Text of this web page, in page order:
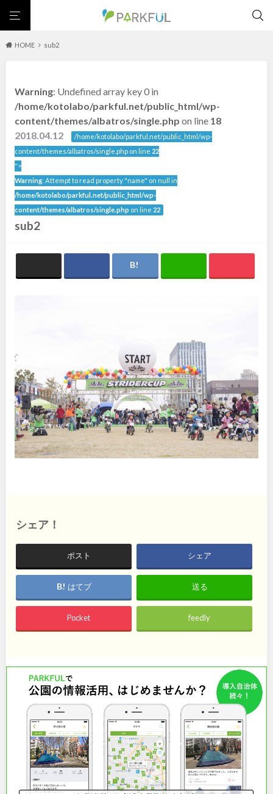
自然が豊か
梅・桜の名所 景色が良い
テニスコート
野球場 紅葉の名所 バーベキュー
カフェ・レストラン サッカー・フットサル
ランニングコース
歴史・文化財 日本庭園
紅葉の美しい公園
さくら名所100公園
屋内遊び場
アスレチックコース
バスケットボール
彫刻・アート 桜・梅の名所
洋式庭園
ドッグラン ローラー滑り台
Pickup
花の名所 プレーパーク 公園グルメ
インクルーシブパーク
スケートパーク
ライトアップ イルミネーション
イベント
北海道・東北
北海道 青森
秋田
埼玉
千葉 東京
神奈川
山梨 長野
岐阜 静岡
三重 滋賀
京都 大阪
大型遊具
ピックアップ1000公園
自然が豊か
梅・桜の名所
景色が良い
水遊び
テニスコート
野球場
紅葉の名所
カフェ・レストラン
サッカー・フットサル
ランニングコース
動物園・ふれあい
屋内遊び場
アスレチックコース
花の名所
プレーパーク
公園グルメ
美術館
インクルーシブパーク
屋根付き遊び場
花菖蒲
キャンプ場
バスケットゴール
ふわふわドーム
健康遊具
ゲートボール
地域で探す
HOME sub2
Warning: Undefined array key 0 in
/home/kotolabo/parkful.net/public_html/wp-
content/themes/albatros/single.php on line 18
2018.04.12
/home/kotolabo/parkful.net/public_html/wp-
content/themes/albatros/single.php on line 22
">
Warning: Attempt to read property "name" on null in
/home/kotolabo/parkful.net/public_html/wp-
content/themes/albatros/single.php on line 22
sub2
シェア！
ポスト シェア
はてブ 送る
Pocket feedly